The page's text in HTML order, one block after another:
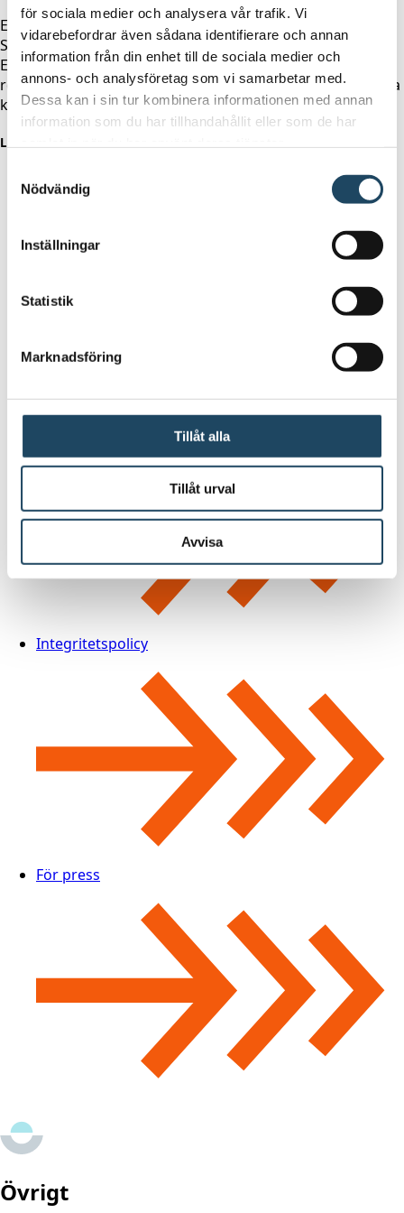
för sociala medier och analysera vår trafik. Vi
vidarebefordrar även sådana identifierare och annan
information från din enhet till de sociala medier och
annons- och analysföretag som vi samarbetar med.
Dessa kan i sin tur kombinera informationen med annan
information som du har tillhandahållit eller som de har
Nödvändig
Inställningar
Statistik
Marknadsföring
Tillåt alla
Tillåt urval
Avvisa
Evidia är en internationell radiologigrupp som finns i
Sverige, Norge, Tyskland, Storbritannien och i Baltikum.
Evidia Sverige arbetar till största delen på uppdrag av
regioner och sjukhus men har också uppdrag från privata
kunder.
Länkar
Om Evidia
Cookie policy
Integritetspolicy
För press
Övrigt